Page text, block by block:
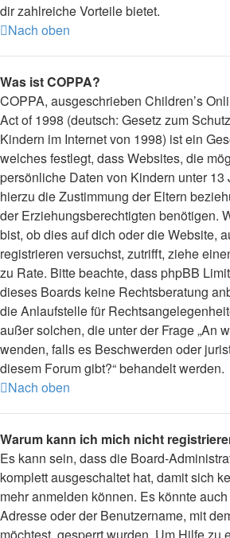
dir zahlreiche Vorteile bietet.
Nach oben
Was ist COPPA?
COPPA, ausgeschrieben Children’s
Act of 1998 (deutsch: Gesetz zum
Kindern im Internet von 1998) ist ein
welches festlegt, dass Websites, die
persönliche Daten von Kindern unter 13
hierzu die Zustimmung der Eltern
der Erziehungsberechtigten benötigen.
bist, ob dies auf dich oder die Website,
registrieren versuchst, zutrifft, ziehe
zu Rate. Bitte beachte, dass phpBB
dieses Boards keine Rechtsberatung
die Anlaufstelle für
außer solchen, die unter der Frage „An
wenden, falls es Beschwerden oder
diesem Forum gibt?“ behandelt werden.
Nach oben
Warum kann ich mich nicht
Es kann sein, dass die Board-
komplett ausgeschaltet hat, damit sich
mehr anmelden können. Es könnte
Adresse oder der Benutzername, mit